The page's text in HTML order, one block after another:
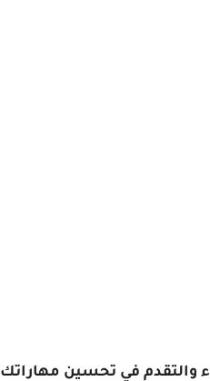
والتقدم في تحسين مهاراتك